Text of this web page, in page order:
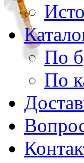
По
По